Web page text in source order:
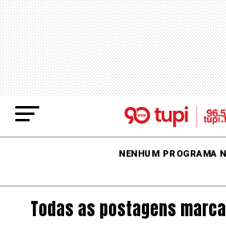
NENHUM PROGRAMA
Todas as postagens